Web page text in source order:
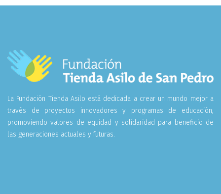
La Fundación Tienda Asilo está dedicada a crear un mundo mejor a
través de proyectos innovadores y programas de educación,
promoviendo valores de equidad y solidaridad para beneficio de
las generaciones actuales y futuras.